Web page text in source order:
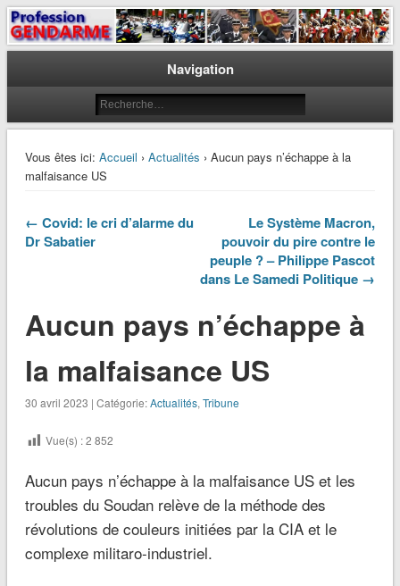
Profession Gendarme
Le journal des gendarmes
Navigation
Vous êtes ici: Accueil › Actualités › Aucun pays n’échappe à la
malfaisance US
← Covid: le cri d’alarme du
Dr Sabatier
Le Système Macron,
pouvoir du pire contre le
peuple ? – Philippe Pascot
dans Le Samedi Politique →
Aucun pays n’échappe à
la malfaisance US
30 avril 2023 | Catégorie:Actualités, Tribune
Vue(s) :2 852
Aucun pays n’échappe à la malfaisance US et les
troubles du Soudan relève de la méthode des
révolutions de couleurs initiées par la CIA et le
complexe militaro-industriel.